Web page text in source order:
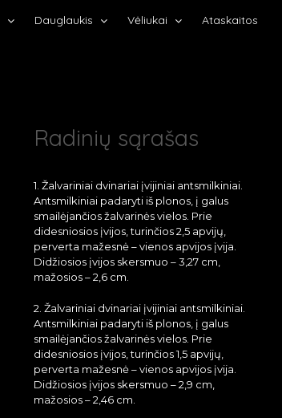
Dauglaukis Vėliukai Ataskaitos
Radinių sąrašas
1. Žalvariniai dvinariai įvijiniai antsmilkiniai.
Antsmilkiniai padaryti iš plonos, į galus
smailėjančios žalvarinės vielos. Prie
didesniosios įvijos, turinčios 2,5 apvijų,
perverta mažesnė – vienos apvijos įvija.
Didžiosios įvijos skersmuo – 3,27 cm,
mažosios – 2,6 cm.
2. Žalvariniai dvinariai įvijiniai antsmilkiniai.
Antsmilkiniai padaryti iš plonos, į galus
smailėjančios žalvarinės vielos. Prie
didesniosios įvijos, turinčios 1,5 apvijų,
perverta mažesnė – vienos apvijos įvija.
Didžiosios įvijos skersmuo – 2,9 cm,
mažosios – 2,46 cm.